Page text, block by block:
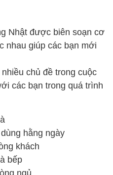
Nhật được biên soạn cơ
nhau giúp các bạn mới
chủ đề trong cuộc
các bạn trong quá trình
hằng ngày
khách
bếp